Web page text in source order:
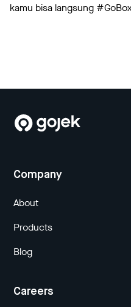
kamu bisa langsung
Company
About
Products
Blog
Careers